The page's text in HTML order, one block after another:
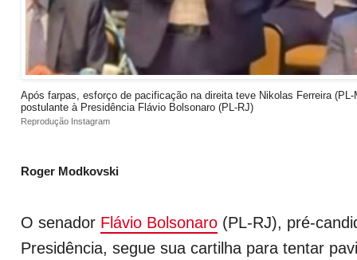
Após farpas, esforço de pacificação na direita teve Nikolas Ferreira
postulante à Presidência Flávio Bolsonaro (PL-RJ)
Reprodução Instagram
Roger Modkovski
O senador Flávio Bolsonaro (PL-RJ), pré-
Presidência, segue sua cartilha para tentar